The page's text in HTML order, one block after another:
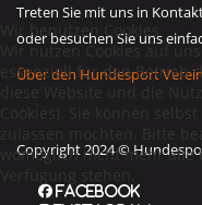
Treten Sie mit uns in
oder besuchen Sie uns
Über den Hundesport
Copyright 2024 ©
Facebook
Wir benutzen Cookies
Wir nutzen Cookies auf
essenziell für den Betrieb
diese Website und die
Cookies). Sie können
zulassen möchten. Bitte
womöglich nicht mehr alle
Verfügung stehen.